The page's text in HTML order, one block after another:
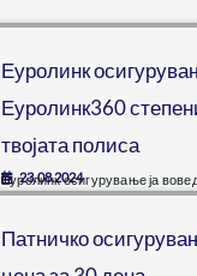
Еуролинк
Еуролинк360
твојата полиса
23.08.2024
Еуролинк осигурување ја
степени, која им овозможува
Патничко